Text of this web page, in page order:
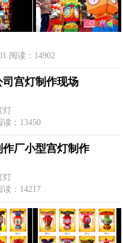
阅读：14902
宫灯制作现场
灯
读：13450
厂小型宫灯制作
灯
读：14217